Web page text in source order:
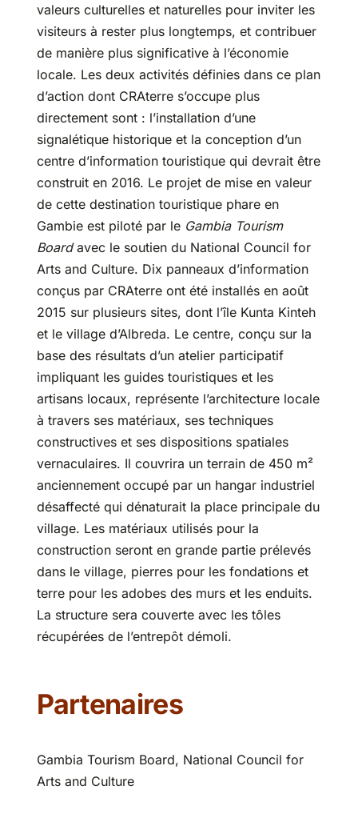
valeurs culturelles et naturelles pour inviter les
visiteurs à rester plus longtemps, et contribuer
de manière plus significative à l’économie
locale. Les deux activités définies dans ce plan
d’action dont CRAterre s’occupe plus
directement sont : l’installation d’une
signalétique historique et la conception d’un
centre d’information touristique qui devrait être
construit en 2016. Le projet de mise en valeur
de cette destination touristique phare en
Gambie est piloté par le Gambia Tourism
Boardavec le soutien du National Council for
Arts and Culture. Dix panneaux d’information
conçus par CRAterre ont été installés en août
2015 sur plusieurs sites, dont l’île Kunta Kinteh
et le village d’Albreda. Le centre, conçu sur la
base des résultats d’un atelier participatif
impliquant les guides touristiques et les
artisans locaux, représente l’architecture locale
à travers ses matériaux, ses techniques
constructives et ses dispositions spatiales
vernaculaires. Il couvrira un terrain de 450 m²
anciennement occupé par un hangar industriel
désaffecté qui dénaturait la place principale du
village. Les matériaux utilisés pour la
construction seront en grande partie prélevés
dans le village, pierres pour les fondations et
terre pour les adobes des murs et les enduits.
La structure sera couverte avec les tôles
récupérées de l’entrepôt démoli.
Partenaires
Gambia Tourism Board, National Council for
Arts and Culture